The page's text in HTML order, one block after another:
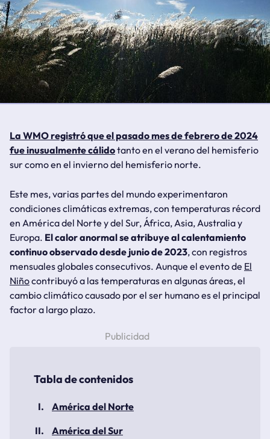
La WMO registró que el pasado mes de febrero de 2024
fue inusualmente cálidotanto en el verano del hemisferio
sur como en el invierno del hemisferio norte.
Este mes, varias partes del mundo experimentaron
condiciones climáticas extremas, con temperaturas récord
en América del Norte y del Sur, África, Asia, Australia y
Europa. El calor anormal se atribuye al calentamiento
continuo observado desde junio de 2023, con registros
mensuales globales consecutivos. Aunque el evento de El
Niñocontribuyó a las temperaturas en algunas áreas, el
cambio climático causado por el ser humano es el principal
factor a largo plazo.
América del Norte
América del Sur